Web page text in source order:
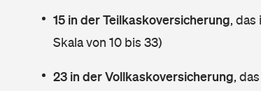
15 in der Teilkaskoversicherung, das
Skala von 10 bis 33)
23 in der Vollkaskoversicherung,